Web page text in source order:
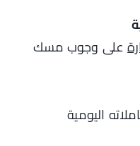
على وجوب مسك
اليومية